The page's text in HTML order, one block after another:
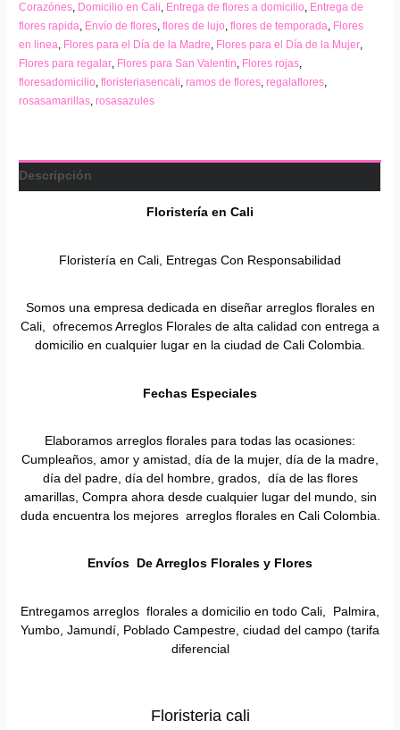
Corazónes, Domicilio en Cali, Entrega de flores a domicilio, Entrega de
flores rapida, Envío de flores,flores de lujo,flores de temporada, Flores
en linea, Flores para el Día de la Madre, Flores para el Día de la Mujer,
Flores para regalar, Flores para San Valentin, Flores rojas,
floresadomicilio,floristeriasencali,ramos de flores,regalaflores,
rosasamarillas,rosasazules
Descripción
Floristería en Cali
Floristería en Cali, Entregas Con Responsabilidad
Somos una empresa dedicada en diseñar arreglos florales en
Cali, ofrecemos Arreglos Florales de alta calidad con entrega a
domicilio en cualquier lugar en la ciudad de Cali Colombia.
Fechas Especiales
Elaboramos arreglos florales para todas las ocasiones:
Cumpleaños, amor y amistad, día de la mujer, día de la madre,
día del padre, día del hombre, grados, día de las flores
amarillas, Compra ahora desde cualquier lugar del mundo, sin
duda encuentra los mejores arreglos florales en Cali Colombia.
Envíos De Arreglos Florales y Flores
Entregamos arreglos florales a domicilio en todo Cali, Palmira,
Yumbo, Jamundí, Poblado Campestre, ciudad del campo (tarifa
diferencial
Floristeria cali